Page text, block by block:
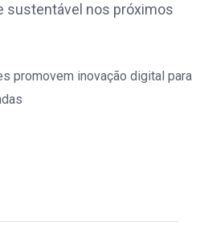
sustentável nos próximos
promovem inovação digital para